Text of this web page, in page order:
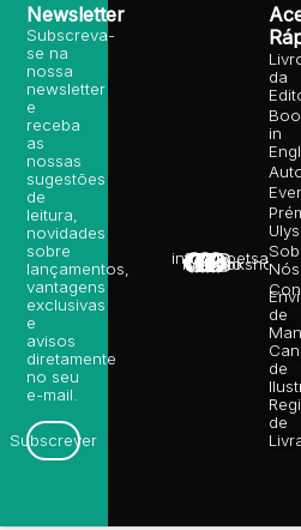
Infantil
Adulto
Bookshop
da
in
Nós
de
de
de
Newsletter
Subscreva-
se na
nossa
newsletter
e
receba
as
nossas
sugestões
de
leitura,
novidades
sobre
lançamentos,
vantagens
exclusivas
e
avisos
diretamente
no seu
e-mail.
Subscrever